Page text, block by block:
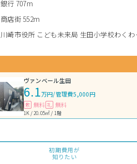
銀行 707m
商店街 552m
川崎市役所 こども未来局 生田小学校わくわ
ヴァンベール生田
6.1万円/管理費5,000円
敷 無料 礼 無料
1K / 20.05㎡ / 1階
初期費用が
知りたい